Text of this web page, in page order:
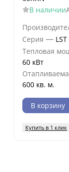
В наличии
Серия — LST
Тепловая
60 кВт
600 кв. м.
В корзину
Купить в 1 клик